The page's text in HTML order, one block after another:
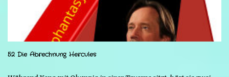
52 Die Abrechnung Hercules